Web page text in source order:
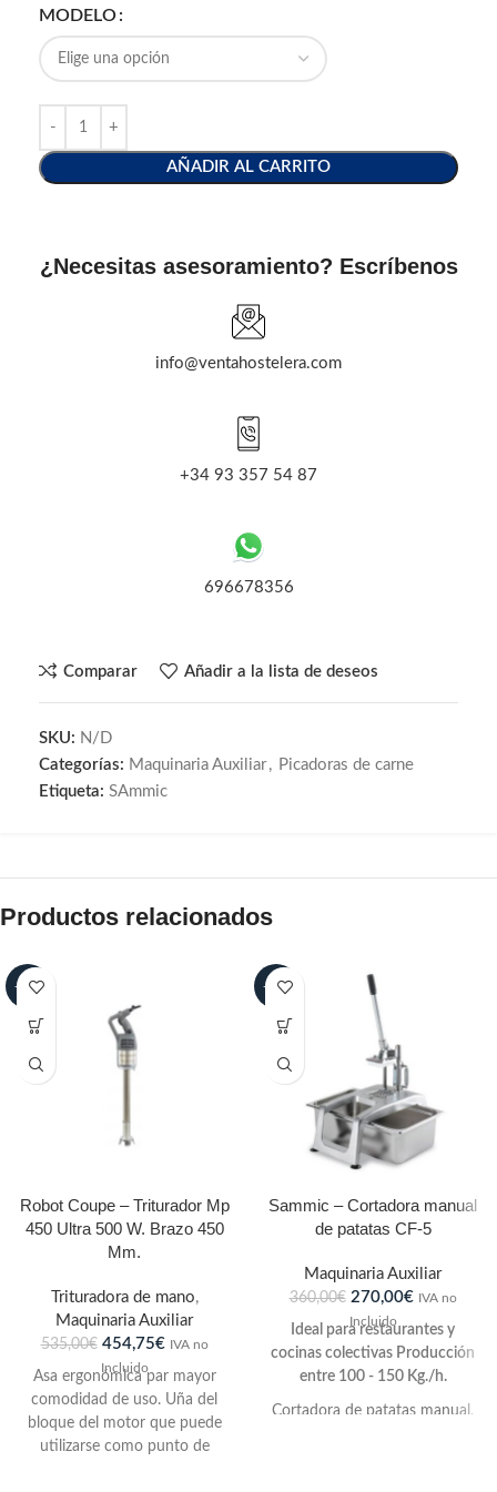
MODELO
AÑADIR AL CARRITO
¿Necesitas asesoramiento? Escríbenos
info@ventahostelera.com
+34 93 357 54 87
696678356
Comparar Añadir a la lista de deseos
SKU: N/D
Categorías: Maquinaria Auxiliar , Picadoras de carne
Etiqueta: SAmmic
Productos relacionados
-15%
Robot Coupe – Triturador Mp
450 Ultra 500 W. Brazo 450
Mm.
Trituradora de mano,
Maquinaria Auxiliar
535,00€ 454,75€ IVA no
Incluido
Asa ergonómica par mayor
comodidad de uso. Uña del
bloque del motor que puede
utilizarse como punto de
-25%
Sammic – Cortadora manual
de patatas CF-5
Maquinaria Auxiliar
360,00€ 270,00€ IVA no
Incluido
Ideal para restaurantes y
cocinas colectivas Producción
entre 100 - 150 Kg./h.
Cortadora de patatas manual,